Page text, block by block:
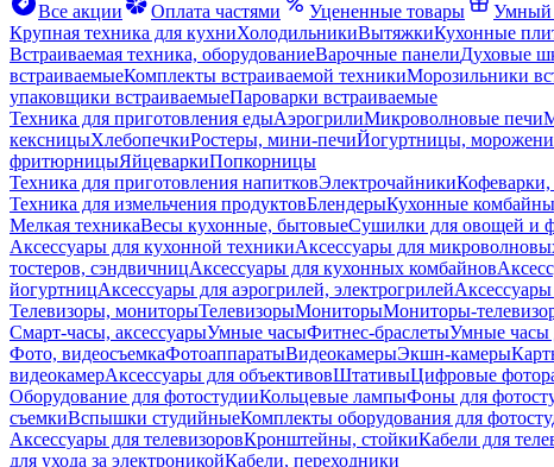
Все акции
Оплата частями Уцененные товары Умный
Крупная техника для кухниХолодильникиВытяжкиКухонные
Встраиваемая техника, оборудованиеВарочные панелиДуховые
встраиваемыеКомплекты встраиваемой техникиМорозильники
упаковщики встраиваемыеПароварки встраиваемые
Техника для приготовления едыАэрогрилиМикроволновые печи
кексницыХлебопечкиРостеры, мини-печиЙогуртницы,
фритюрницыЯйцеваркиПопкорницы
Техника для приготовления напитковЭлектрочайники
Техника для измельчения продуктовБлендерыКухонные
Мелкая техникаВесы кухонные, бытовыеСушилки для овощей и
Аксессуары для кухонной техникиАксессуары для
тостеров, сэндвичницАксессуары для кухонных комбайнов
йогуртницАксессуары для аэрогрилей, электрогрилей
Телевизоры, мониторыТелевизорыМониторыМониторы-
Смарт-часы, аксессуарыУмные часыФитнес-браслетыУмные часы
Фото, видеосъемкаФотоаппаратыВидеокамерыЭкшн-камеры
видеокамерАксессуары для объективовШтативыЦифровые
Оборудование для фотостудииКольцевые лампыФоны для
съемкиВспышки студийныеКомплекты оборудования для
Аксессуары для телевизоровКронштейны, стойкиКабели для
для ухода за электроникойКабели, переходники